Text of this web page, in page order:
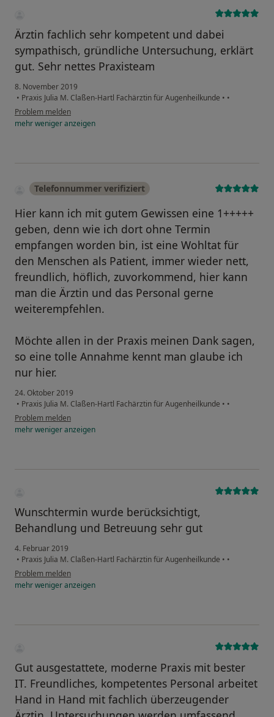
Ärztin fachlich sehr kompetent und dabei
sympathisch, gründliche Untersuchung, erklärt
gut. Sehr nettes Praxisteam
8. November 2019
• Praxis Julia M. Claßen-Hartl Fachärztin für Augenheilkunde • •
Problem melden
mehrwenigeranzeigen
Telefonnummer verifiziert
Hier kann ich mit gutem Gewissen eine 1+++++
geben, denn wie ich dort ohne Termin
empfangen worden bin, ist eine Wohltat für
den Menschen als Patient, immer wieder nett,
freundlich, höflich, zuvorkommend, hier kann
man die Ärztin und das Personal gerne
weiterempfehlen.
Möchte allen in der Praxis meinen Dank sagen,
so eine tolle Annahme kennt man glaube ich
nur hier.
24. Oktober 2019
• Praxis Julia M. Claßen-Hartl Fachärztin für Augenheilkunde • •
Problem melden
mehrwenigeranzeigen
Wunschtermin wurde berücksichtigt,
Behandlung und Betreuung sehr gut
4. Februar 2019
• Praxis Julia M. Claßen-Hartl Fachärztin für Augenheilkunde • •
Problem melden
mehrwenigeranzeigen
Gut ausgestattete, moderne Praxis mit bester
IT. Freundliches, kompetentes Personal arbeitet
Hand in Hand mit fachlich überzeugender